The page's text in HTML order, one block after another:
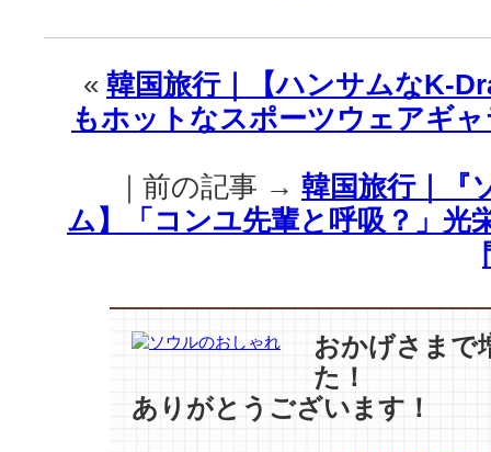
｜
Cool！
【ユ
ン
ジ
ョ
た
は
« 韓国旅行｜【ハンサムなK-
もホットなスポーツウェアギャ
｜前の記事 → 韓国旅行｜『
ム】「コンユ先輩と呼吸？」光
おかげさまで
た！
ありがとうございます！